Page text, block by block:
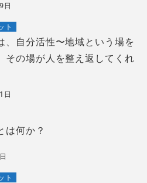
日
ト
、自分活性〜地域という場を
その場が人を整え返してくれ
日
は何か？
ト